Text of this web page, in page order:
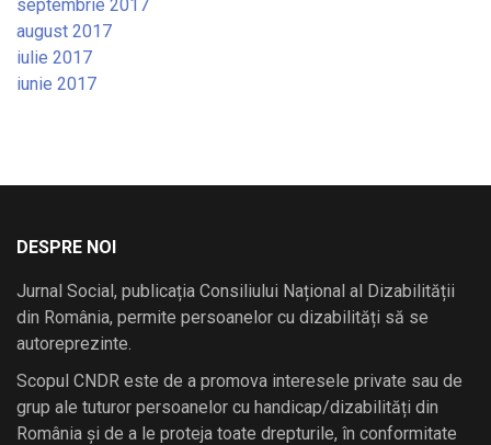
septembrie 2017
august 2017
iulie 2017
iunie 2017
DESPRE NOI
Jurnal Social, publicația Consiliului Național al Dizabilității
din România, permite persoanelor cu dizabilități să se
autoreprezinte.
Scopul CNDR este de a promova interesele private sau de
grup ale tuturor persoanelor cu handicap/dizabilități din
România și de a le proteja toate drepturile, în conformitate